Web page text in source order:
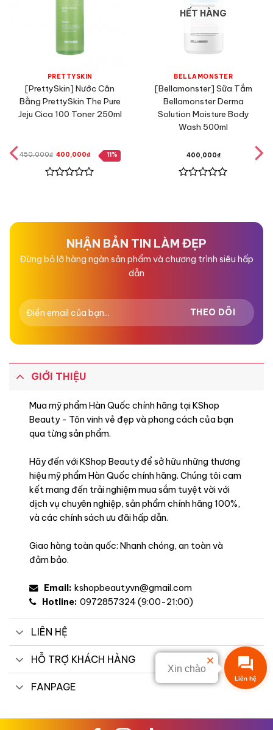
PRETTYSKIN
[PrettySkin] Nước Cân
Bằng PrettySkin The Pure
Jeju Cica 100 Toner 250ml
450,000₫ Giá
gốc
450,000₫.
400,000₫Giá
hiện
là:
400,000₫.
11%
5
HẾT HÀNG
BELLAMONSTER
[Bellamonster] Sữa Tắm
Bellamonster Derma
Solution Moisture Body
Wash 500ml
400,000₫
5
Liên hệ
Xin chào
NHẬN BẢN TIN LÀM ĐẸP
Đừng bỏ lỡ hàng ngàn sản phẩm và chương trình siêu hấp
dẫn
GIỚI THIỆU
Mua mỹ phẩm Hàn Quốc chính hãng tại KShop
Beauty - Tôn vinh vẻ đẹp và phong cách của bạn
qua từng sản phẩm.
Hãy đến với KShop Beauty để sở hữu những thương
hiệu mỹ phẩm Hàn Quốc chính hãng. Chúng tôi cam
kết mang đến trải nghiệm mua sắm tuyệt vời với
dịch vụ chuyên nghiệp, sản phẩm chính hãng 100%,
và các chính sách ưu đãi hấp dẫn.
Giao hàng toàn quốc: Nhanh chóng, an toàn và
đảm bảo.
Email: kshopbeautyvn@gmail.com
Hotline: 0972857324 (9:00-21:00)
LIÊN HỆ
HỖ TRỢ KHÁCH HÀNG
FANPAGE